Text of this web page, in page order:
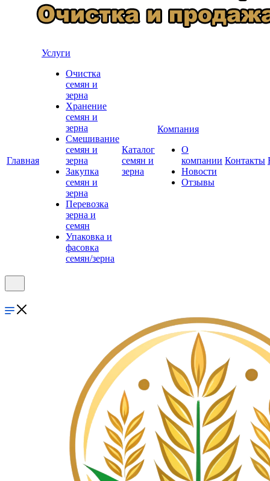
Главная
Услуги
Очистка
семян и
зерна
Хранение
семян и
зерна
Смешивание
семян и
зерна
Закупка
семян и
зерна
Перевозка
зерна и
семян
Упаковка и
фасовка
семян/зерна
Каталог
семян и
зерна
Компания
О
компании
Новости
Отзывы
Контакты